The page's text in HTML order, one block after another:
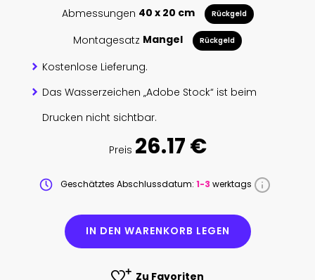
Abmessungen 40 x 20 cm Rückgeld
Montagesatz Mangel Rückgeld
Kostenlose Lieferung.
Das Wasserzeichen „Adobe Stock“ ist beim
Drucken nicht sichtbar.
Preis 26.17 €
Geschätztes Abschlussdatum: 1-3 werktags
IN DEN WARENKORB LEGEN
Zu Favoriten